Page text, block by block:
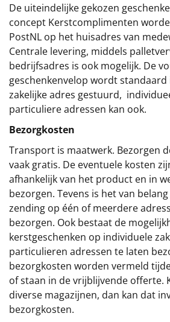
De uiteindelijke gekozen
concept Kerstcomplimenten
PostNL op het huisadres van
Centrale levering, middels
bedrijfsadres is ook mogelijk. De
geschenkenvelop wordt
zakelijke adres gestuurd,
particuliere adressen kan ook.
Bezorgkosten
Transport is maatwerk. Bezorgen
vaak gratis. De eventuele kosten
afhankelijk van het product en in
bezorgen. Tevens is het van
zending op één of meerdere
bezorgen. Ook bestaat de
kerstgeschenken op individuele
particulieren adressen te laten
bezorgkosten worden vermeld
of staan in de vrijblijvende offerte.
diverse magazijnen, dan kan dat
bezorgkosten.